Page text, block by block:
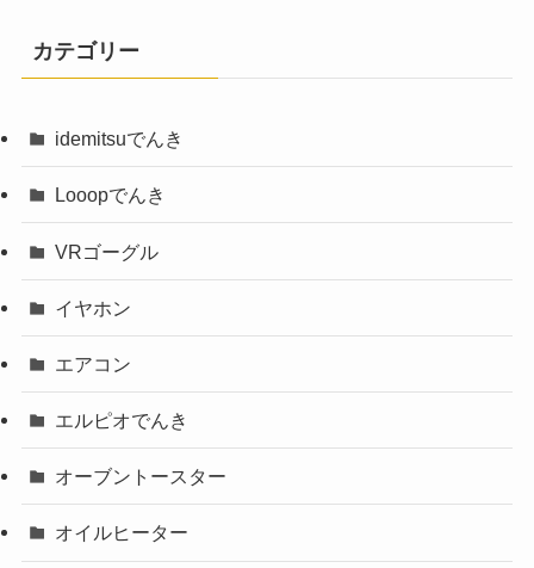
カテゴリー
idemitsuでんき
Looopでんき
VRゴーグル
イヤホン
エアコン
エルピオでんき
オーブントースター
オイルヒーター